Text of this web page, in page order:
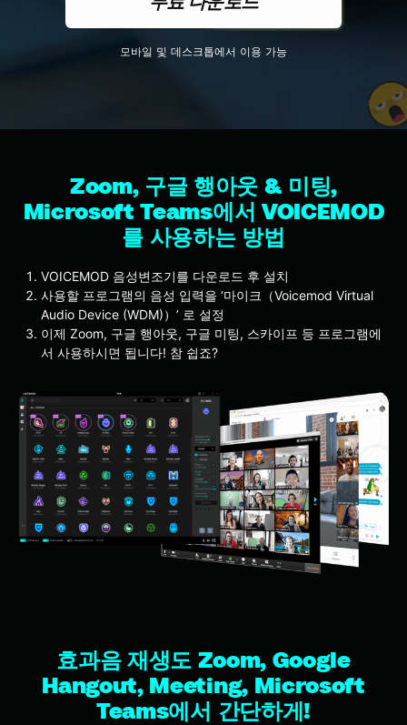
모바일 및 데스크톱에서 이용 가능
Zoom, 구글 행아웃 & 미팅,
Microsoft Teams에서 VOICEMOD
를 사용하는 방법
VOICEMOD 음성변조기를 다운로드 후 설치
사용할 프로그램의 음성 입력을 ‘마이크（Voicemod Virtual
Audio Device (WDM)）’ 로 설정
이제 Zoom, 구글 행아웃, 구글 미팅, 스카이프 등 프로그램에
서 사용하시면 됩니다! 참 쉽죠?
효과음 재생도 Zoom, Google
Hangout, Meeting, Microsoft
Teams에서 간단하게!